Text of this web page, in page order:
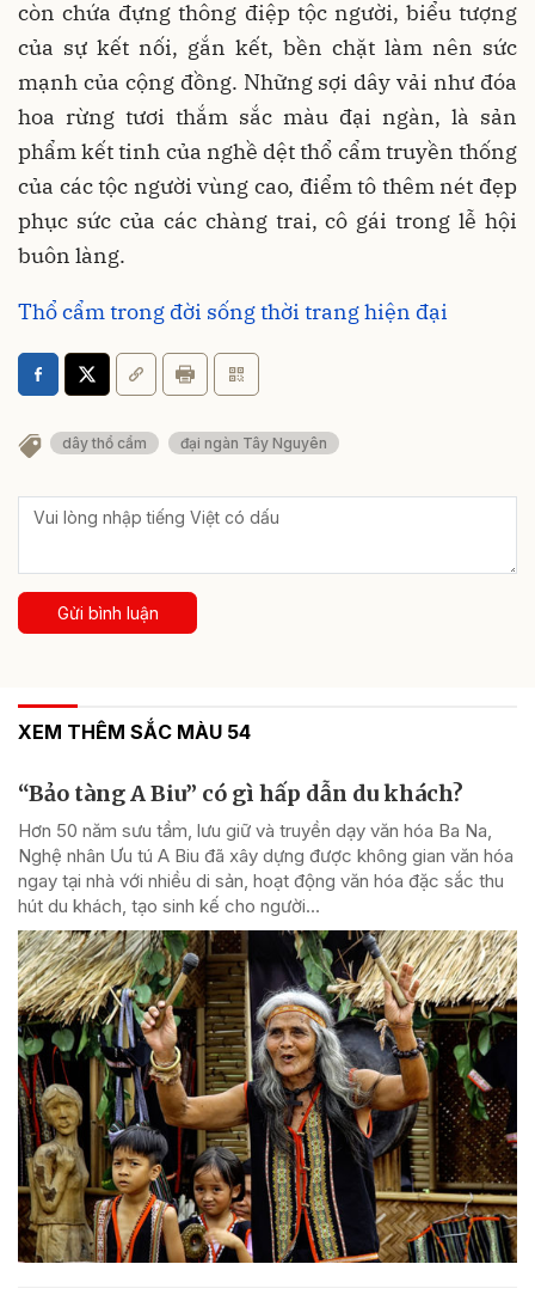
còn chứa đựng thông điệp tộc người, biểu tượng
của sự kết nối, gắn kết, bền chặt làm nên sức
mạnh của cộng đồng. Những sợi dây vải như đóa
hoa rừng tươi thắm sắc màu đại ngàn, là sản
phẩm kết tinh của nghề dệt thổ cẩm truyền thống
của các tộc người vùng cao, điểm tô thêm nét đẹp
phục sức của các chàng trai, cô gái trong lễ hội
buôn làng.
Thổ cẩm trong đời sống thời trang hiện đại
dây thổ cẩm đại ngàn Tây Nguyên
Gửi bình luận
XEM THÊM SẮC MÀU 54
“Bảo tàng A Biu” có gì hấp dẫn du khách?
Hơn 50 năm sưu tầm, lưu giữ và truyền dạy văn hóa Ba Na,
Nghệ nhân Ưu tú A Biu đã xây dựng được không gian văn hóa
ngay tại nhà với nhiều di sản, hoạt động văn hóa đặc sắc thu
hút du khách, tạo sinh kế cho người...